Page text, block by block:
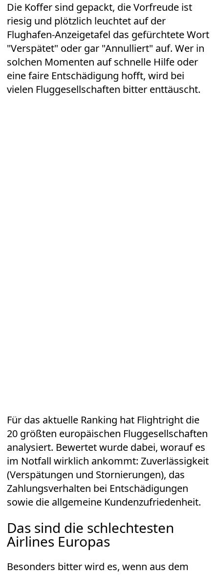
Die Koffer sind gepackt, die Vorfreude ist
riesig und plötzlich leuchtet auf der
Flughafen-Anzeigetafel das gefürchtete Wort
"Verspätet" oder gar "Annulliert" auf. Wer in
solchen Momenten auf schnelle Hilfe oder
eine faire Entschädigung hofft, wird bei
vielen Fluggesellschaften bitter enttäuscht.
Für das aktuelle Ranking hat Flightright die
20 größten europäischen Fluggesellschaften
analysiert. Bewertet wurde dabei, worauf es
im Notfall wirklich ankommt: Zuverlässigkeit
(Verspätungen und Stornierungen), das
Zahlungsverhalten bei Entschädigungen
sowie die allgemeine Kundenzufriedenheit.
Das sind die schlechtesten
Airlines Europas
Besonders bitter wird es, wenn aus dem